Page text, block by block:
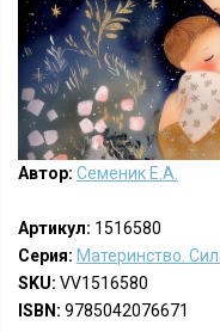
Автор: Семеник Е.А.
Артикул: 1516580
Серия: Материнство.
SKU: VV1516580
ISBN: 9785042076671